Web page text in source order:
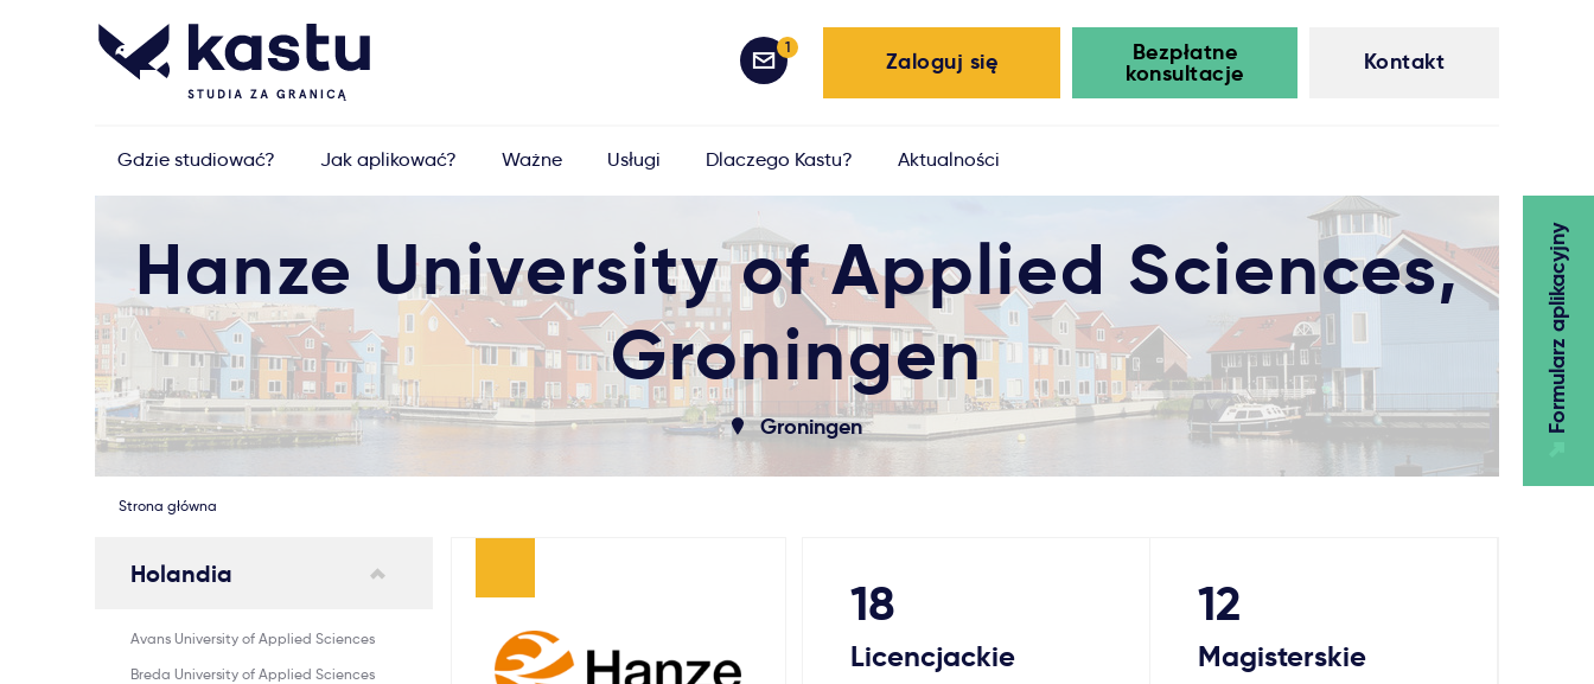
Kontakt
Bezpłatne
konsultacje
Zaloguj się
1
Formularz aplikacyjny
Gdzie studiować? Jak aplikować? Ważne Usługi Dlaczego Kastu? Aktualności
Hanze University of Applied Sciences,
Groningen
Groningen
Strona główna
Holandia
Avans University of Applied Sciences
Breda University of Applied Sciences
18
Licencjackie
12
Magisterskie